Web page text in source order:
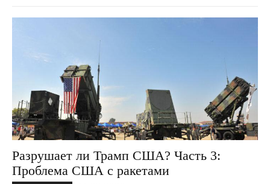
Разрушает ли Трамп США? Часть 3:
Проблема США с ракетами